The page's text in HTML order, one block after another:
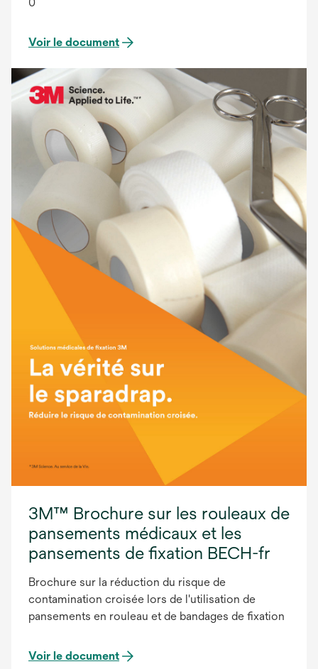
0
Voir le document
3M™ Brochure sur les rouleaux de
pansements médicaux et les
pansements de fixation BECH-fr
Brochure sur la réduction du risque de
contamination croisée lors de l'utilisation de
pansements en rouleau et de bandages de fixation
Voir le document